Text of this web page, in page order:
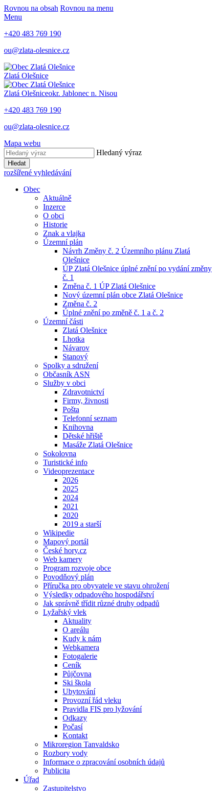
Rovnou na obsah Rovnou na menu
Menu
+420 483 769 190
ou@zlata-olesnice.cz
Zlatá Olešnice
Zlatá Olešniceokr. Jablonec n. Nisou
+420 483 769 190
ou@zlata-olesnice.cz
Mapa webu
Hledaný výraz
Hledat
rozšířené vyhledávání
Obec
Aktuálně
Inzerce
O obci
Historie
Znak a vlajka
Územní plán
Návrh Změny č. 2 Územního plánu Zlatá
Olešnice
ÚP Zlatá Olešnice úplné znění po vydání změny
č. 1
Změna č. 1 ÚP Zlatá Olešnice
Nový územní plán obce Zlatá Olešnice
Změna č. 2
Úplné znění po změně č. 1 a č. 2
Územní části
Zlatá Olešnice
Lhotka
Návarov
Stanový
Spolky a sdružení
Občasník ASN
Služby v obci
Zdravotnictví
Firmy, živnosti
Pošta
Telefonní seznam
Knihovna
Dětské hřiště
Masáže Zlatá Olešnice
Sokolovna
Turistické info
Videoprezentace
2026
2025
2024
2021
2020
2019 a starší
Wikipedie
Mapový portál
České hory.cz
Web kamery
Program rozvoje obce
Povodňový plán
Příručka pro obyvatele ve stavu ohrožení
Výsledky odpadového hospodářství
Jak správně třídit různé druhy odpadů
Lyžařský vlek
Aktuality
O areálu
Kudy k nám
Webkamera
Fotogalerie
Ceník
Půjčovna
Ski škola
Ubytování
Provozní řád vleku
Pravidla FIS pro lyžování
Odkazy
Počasí
Kontakt
Mikroregion Tanvaldsko
Rozbory vody
Informace o zpracování osobních údajů
Publicita
Úřad
Zastupitelstvo